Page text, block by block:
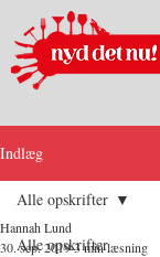
Indlæg
Alle opskrifter
Alle opskrifter
Hannah Lund
30. sep. 20193 min læsning